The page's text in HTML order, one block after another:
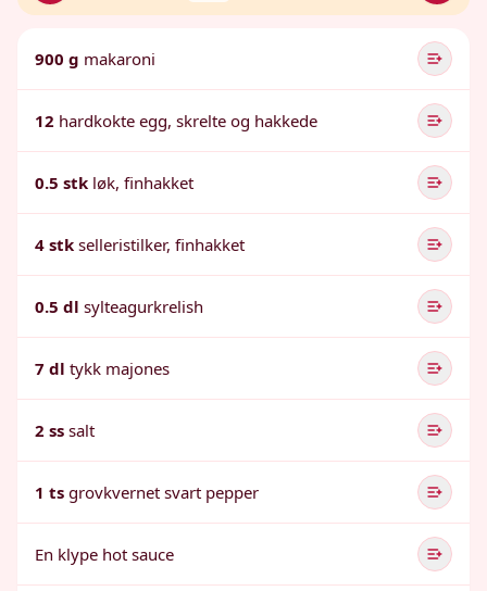
900 g makaroni
12 hardkokte egg, skrelte og hakkede
0.5 stk løk, finhakket
4 stk selleristilker, finhakket
0.5 dl sylteagurkrelish
7 dl tykk majones
2 ss salt
1 ts grovkvernet svart pepper
En klype hot sauce